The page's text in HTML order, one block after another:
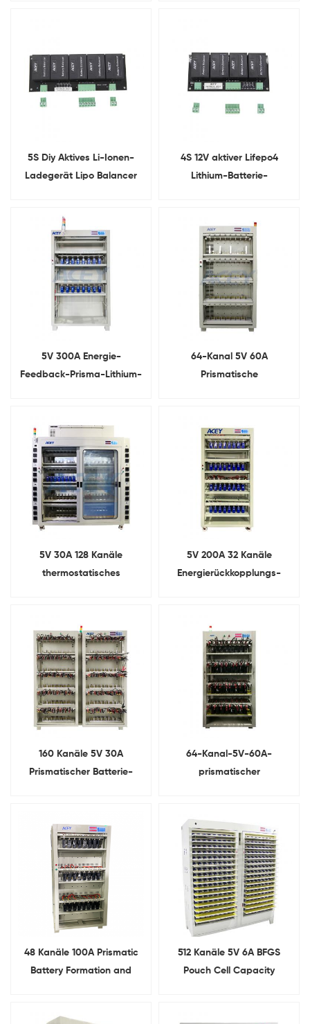
5S Diy Aktives Li-Ionen-
Ladegerät Lipo Balancer
4S 12V aktiver Lifepo4
Lithium-Batterie-
5V 300A Energie-
Feedback-Prisma-Lithium-
64-Kanal 5V 60A
Prismatische
5V 30A 128 Kanäle
thermostatisches
5V 200A 32 Kanäle
Energierückkopplungs-
160 Kanäle 5V 30A
Prismatischer Batterie-
64-Kanal-5V-60A-
prismatischer
48 Kanäle 100A Prismatic
Battery Formation and
512 Kanäle 5V 6A BFGS
Pouch Cell Capacity